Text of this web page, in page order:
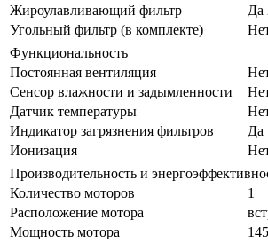
Жироулавливающий фильтр
Да
Угольный фильтр (в комплекте)
Функциональность
Постоянная вентиляция
Сенсор влажности и задымленности
Датчик температуры
Индикатор загрязнения фильтров
Да
Ионизация
Производительность и
Количество моторов
1
Расположение мотора
Мощность мотора